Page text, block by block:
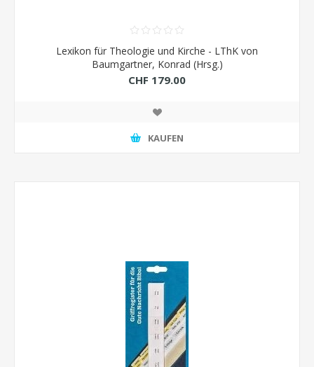
Lexikon für Theologie und Kirche - LThK von
Baumgartner, Konrad (Hrsg.)
CHF 179.00
KAUFEN